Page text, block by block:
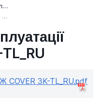
COVER 3K-TL_RU.pdf